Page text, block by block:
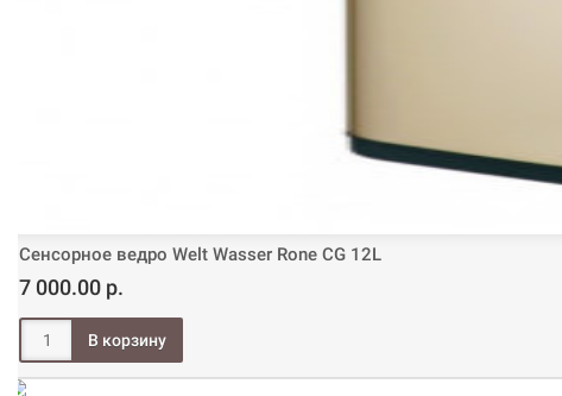
Сенсорное ведро Welt Wasser Rone CG 12L
7 000.00 р.